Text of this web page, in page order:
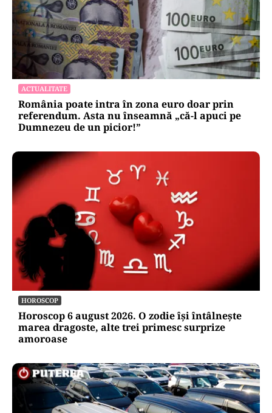
ACTUALITATE
România poate intra în zona euro doar prin
referendum. Asta nu înseamnă „că-l apuci pe
Dumnezeu de un picior!”
HOROSCOP
Horoscop 6 august 2026. O zodie își întâlnește
marea dragoste, alte trei primesc surprize
amoroase